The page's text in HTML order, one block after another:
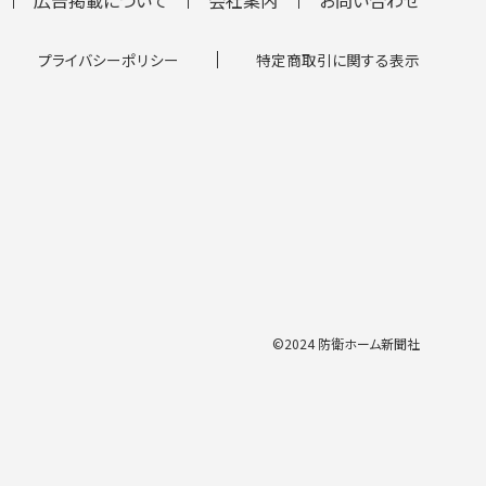
プライバシーポリシー 特定商取引に関する表示
©2024 防衛ホーム新聞社